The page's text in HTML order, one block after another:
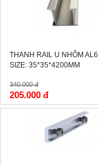
THANH RAIL U NHÔM
SIZE: 35*35*4200MM
340.000 đ
205.000 đ